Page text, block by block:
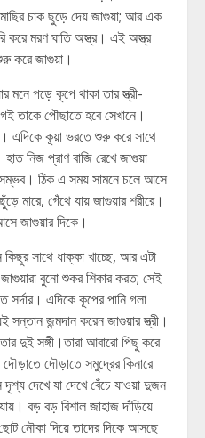
চাক ছুড়ে দেয় জাগুয়া; আর এক
করে মরণ ঘাতি অস্ত্র। এই অস্ত্র
করে জাগুয়া।
পড়ে কূপে থাকা তার স্ত্রী-
তাকে পৌছাতে হবে সেখানে।
এদিকে কূয়া ভরতে শুরু করে সাথে
নিজ প্রাণ বাজি রেখে জাগুয়া
সম্ভব। ঠিক এ সময় সামনে চলে আসে
মারে, গেঁথে যায় জাগুয়ার শরীরে।
জাগুয়ার দিকে।
সাথে ধাক্কা খাচ্ছে, আর এটা
বুনো শুকর শিকার করত; সেই
সর্দার। এদিকে কূপের পানি গলা
জন্মদান করেন জাগুয়ার স্ত্রী।
দুই সঙ্গী।তারা আবারো পিছু করে
দৌড়াতে সমুদ্রের কিনারে
দেখে যা দেখে বেঁচে যাওয়া দুজন
বড় বড় বিশাল জাহাজ দাঁড়িয়ে
নৌকা দিয়ে তাদের দিকে আসছে